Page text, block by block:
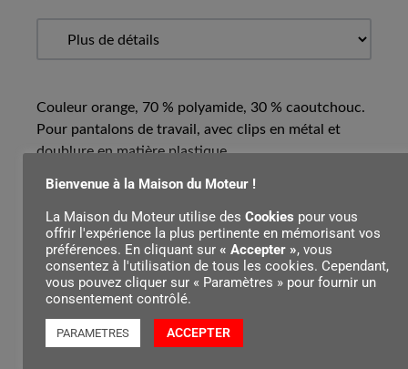
Couleur orange, 70 % polyamide, 30 % caoutchouc.
Pour pantalons de travail, avec clips en métal et
doublure en matière plastique.
Contenu par
Bienvenue à la Maison du Moteur !
La Maison du Moteur utilise des Cookies pour vous
offrir l'expérience la plus pertinente en mémorisant vos
préférences. En cliquant sur « Accepter », vous
consentez à l'utilisation de tous les cookies. Cependant,
vous pouvez cliquer sur « Paramètres » pour fournir un
consentement contrôlé.
PARAMETRES ACCEPTER